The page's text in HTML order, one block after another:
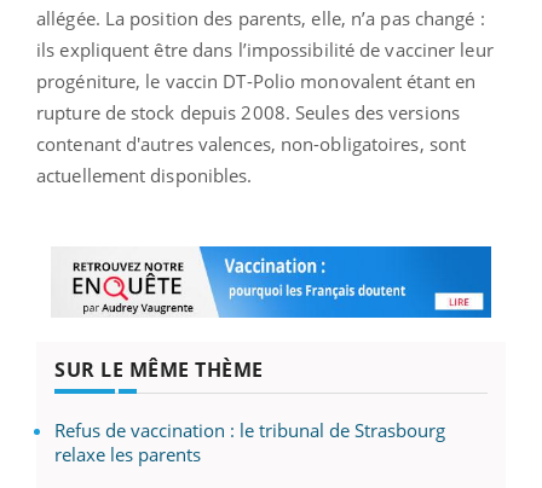
allégée. La position des parents, elle, n’a pas changé :
ils expliquent être dans l’impossibilité de vacciner leur
progéniture, le vaccin DT-Polio monovalent étant en
rupture de stock depuis 2008. Seules des versions
contenant d'autres valences, non-obligatoires, sont
actuellement disponibles.
SUR LE MÊME THÈME
Refus de vaccination : le tribunal de Strasbourg
relaxe les parents